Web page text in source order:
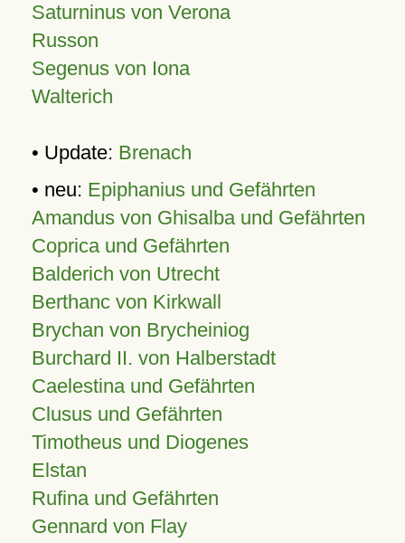
Saturninus von Verona
Russon
Segenus von Iona
Walterich
• Update: Brenach
• neu: Epiphanius und Gefährten
Amandus von Ghisalba und Gefährten
Coprica und Gefährten
Balderich von Utrecht
Berthanc von Kirkwall
Brychan von Brycheiniog
Burchard II. von Halberstadt
Caelestina und Gefährten
Clusus und Gefährten
Timotheus und Diogenes
Elstan
Rufina und Gefährten
Gennard von Flay